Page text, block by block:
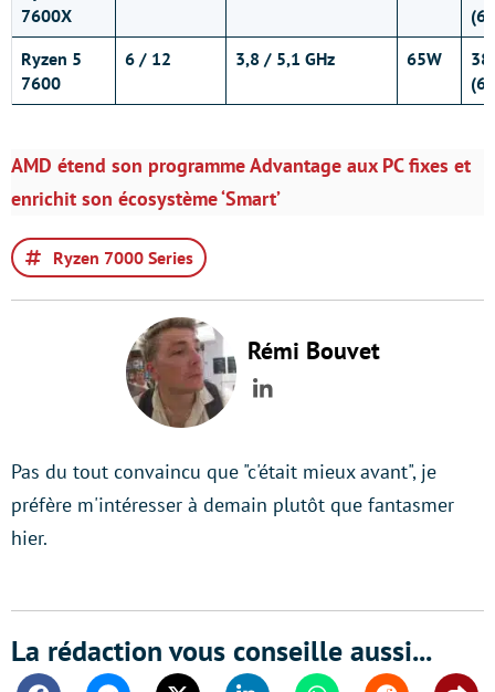
7600X
Ryzen 5
7600
6 / 12 3,8 / 5,1 GHz 65W
38
AMD étend son programme Advantage aux PC fixes et
enrichit son écosystème ‘Smart’
Ryzen 7000 Series
Rémi Bouvet
LinkedIn
Pas du tout convaincu que "c'était mieux avant", je
préfère m'intéresser à demain plutôt que fantasmer
hier.
La rédaction vous conseille aussi...